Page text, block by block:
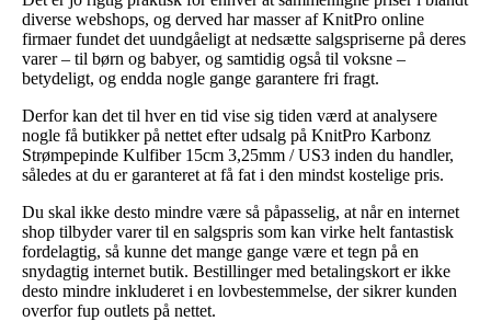
diverse webshops, og derved har masser af KnitPro online
firmaer fundet det uundgåeligt at nedsætte salgspriserne på deres
varer – til børn og babyer, og samtidig også til voksne –
betydeligt, og endda nogle gange garantere fri fragt.
Derfor kan det til hver en tid vise sig tiden værd at analysere
nogle få butikker på nettet efter udsalg på KnitPro Karbonz
Strømpepinde Kulfiber 15cm 3,25mm / US3 inden du handler,
således at du er garanteret at få fat i den mindst kostelige pris.
Du skal ikke desto mindre være så påpasselig, at når en internet
shop tilbyder varer til en salgspris som kan virke helt fantastisk
fordelagtig, så kunne det mange gange være et tegn på en
snydagtig internet butik. Bestillinger med betalingskort er ikke
desto mindre inkluderet i en lovbestemmelse, der sikrer kunden
overfor fup outlets på nettet.